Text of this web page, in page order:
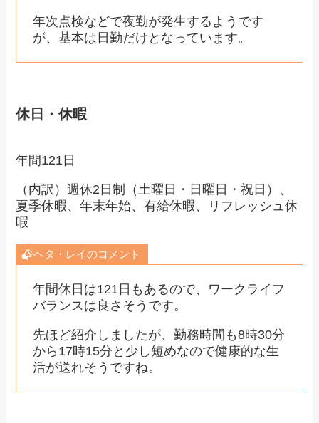
年次点検などで夜勤が発生するようです
が、基本は日勤だけとなっています。
休日・休暇
年間121日
（内訳）週休2日制（土曜日・日曜日・祝日）、
夏季休暇、年末年始、有給休暇、リフレッシュ休
暇
ヘタ・レイのコメント
年間休日は121日もあるので、ワークライフ
バランスは良さそうです。
先ほど紹介しましたが、勤務時間も8時30分
から17時15分と少し短めなので健康的な生
活が送れそうですね。